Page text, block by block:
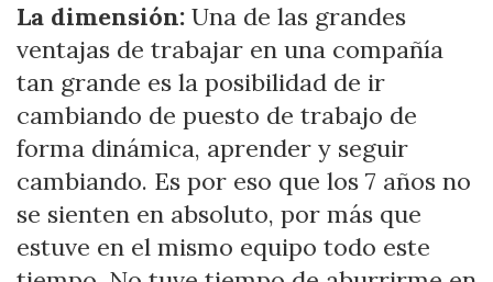
La dimensión: Una de las grandes
ventajas de trabajar en una compañía
tan grande es la posibilidad de ir
cambiando de puesto de trabajo de
forma dinámica, aprender y seguir
cambiando. Es por eso que los 7 años no
se sienten en absoluto, por más que
estuve en el mismo equipo todo este